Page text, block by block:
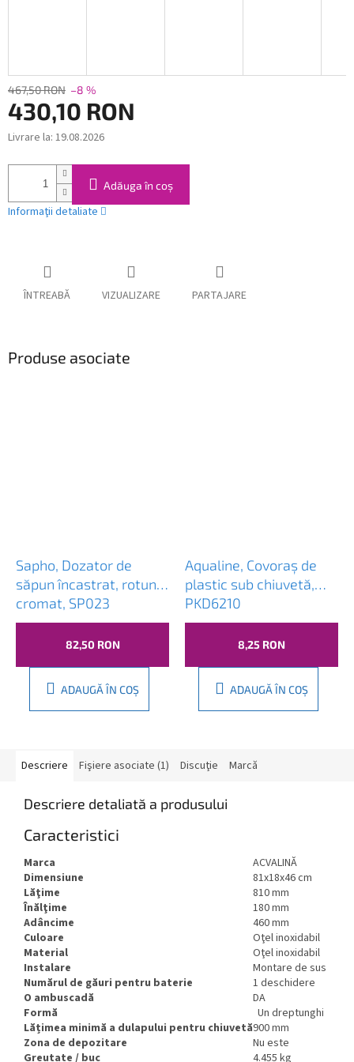
467,50 RON –8 %
430,10 RON
Evaluare
Livrare la: 19.08.2026
Adăuga în coş
Informaţii detaliate
ÎNTREABĂ VIZUALIZARE PARTAJARE
Produse asociate
Sapho, Dozator de
săpun încastrat, rotund,
cromat, SP023
82,50 RON
ADAUGĂ ÎN COŞ
Aqualine, Covoraș de
plastic sub chiuvetă,
PKD6210
8,25 RON
ADAUGĂ ÎN COŞ
Descriere Fişiere asociate (1) Discuţie Marcă
Descriere detaliată a produsului
Caracteristici
Marca
ACVALINĂ
Dimensiune
81x18x46 cm
Lăţime
810 mm
Înălţime
180 mm
Adâncime
460 mm
Culoare
Oţel inoxidabil
Material
Oţel inoxidabil
Instalare
Montare de sus
Numărul de găuri pentru baterie
1 deschidere
O ambuscadă
DA
Formă
Un dreptunghi
Lățimea minimă a dulapului pentru chiuvetă900 mm
Zona de depozitare
Nu este
Greutate / buc
4.455 kg